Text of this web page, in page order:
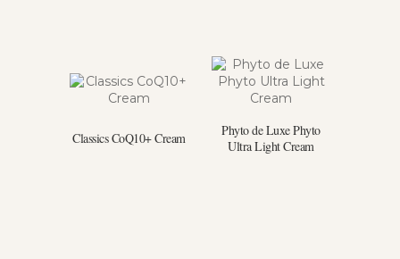
Classics CoQ10+ Cream
Phyto de Luxe Phyto
Ultra Light Cream